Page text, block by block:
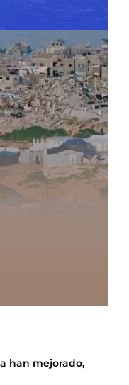
han mejorado,